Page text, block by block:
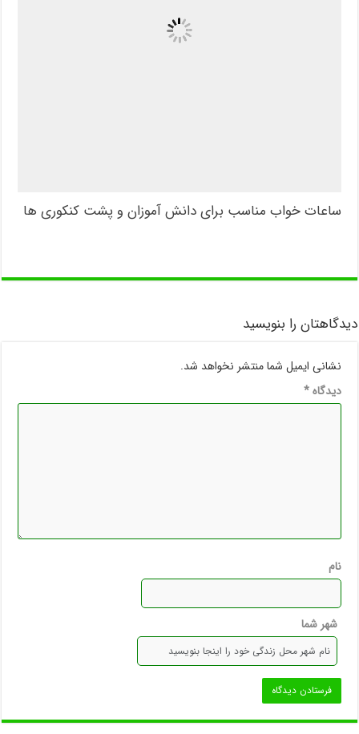
ساعات خواب مناسب برای دانش آموزان و پشت کنکوری ها
دیدگاهتان را بنویسید
نشانی ایمیل شما منتشر نخواهد شد.
دیدگاه*
نام
شهر شما